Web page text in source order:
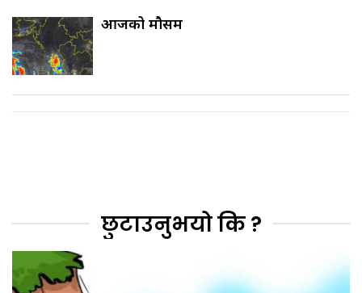
आजको मौसम
छुटाउनुभयो कि ?